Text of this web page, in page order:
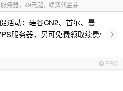
务器，99元起，续费代金券
活动：硅谷CN2、首尔、曼
服务器，另可免费领取续费/
›
PRO